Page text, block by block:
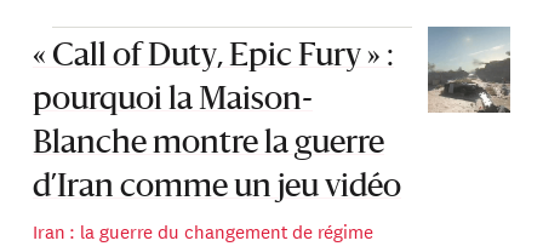
« Call of Duty, Epic Fury » :
pourquoi la Maison-
Blanche montre la guerre
d’Iran comme un jeu vidéo
Iran : la guerre du changement de régime